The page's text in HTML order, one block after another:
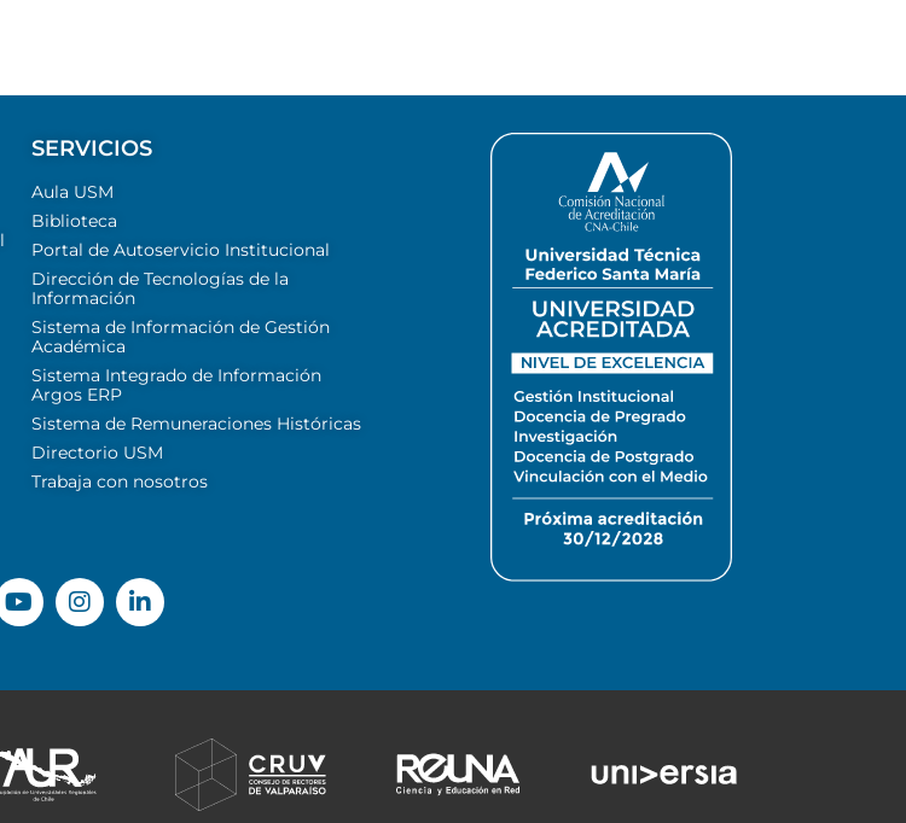
SERVICIOS
Aula USM
Biblioteca
Portal de Autoservicio Institucional
Dirección de Tecnologías de la
Información
Sistema de Información de Gestión
Académica
Sistema Integrado de Información
Argos ERP
Sistema de Remuneraciones Históricas
Directorio USM
Trabaja con nosotros